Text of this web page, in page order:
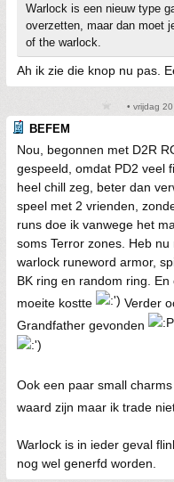
Warlock is een nieuw type
overzetten, maar dan moet
of the warlock.
Ah ik zie die knop nu pas.
• vrijdag
BEFEM
Nou, begonnen met D2R
gespeeld, omdat PD2 veel
heel chill zeg, beter dan
speel met 2 vrienden,
runs doe ik vanwege het
soms Terror zones. Heb
warlock runeword armor,
BK ring en random ring.
moeite kostte
Verder
Grandfather gevonden
Ook een paar small
waard zijn maar ik trade
Warlock is in ieder geval
nog wel generfd worden.